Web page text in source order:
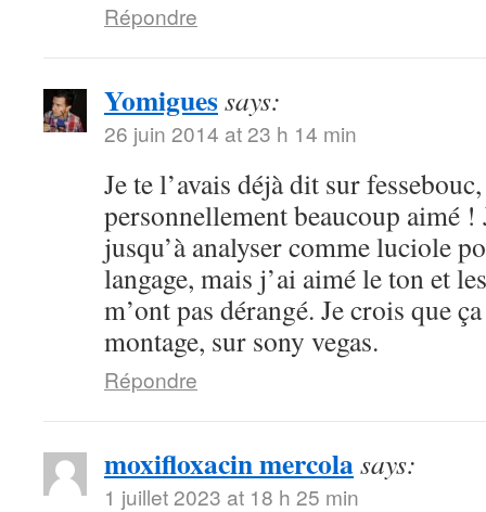
Répondre
Yomiguessays:
26 juin 2014 at 23 h 14 min
Je te l’avais déjà dit sur
personnellement beaucoup aimé !
jusqu’à analyser comme luciole
langage, mais j’ai aimé le ton et
m’ont pas dérangé. Je crois que
montage, sur sony vegas.
Répondre
moxifloxacin mercolasays:
1 juillet 2023 at 18 h 25 min